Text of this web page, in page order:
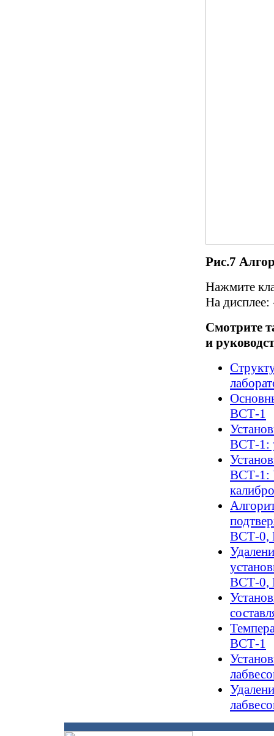
Рис.7
Нажмите
На
Смотрите
и
ВСТ-1
ВСТ-1:
ВСТ-1:
ВСТ-0,
ВСТ-0,
ВСТ-1